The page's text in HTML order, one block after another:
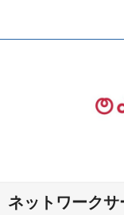
ネットワーク